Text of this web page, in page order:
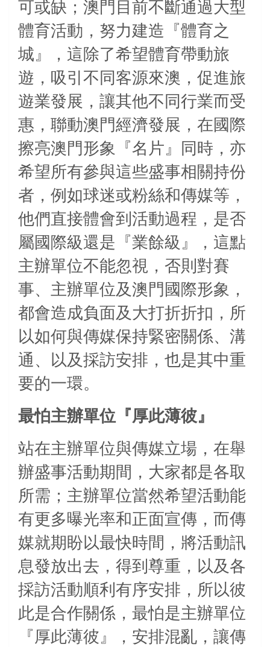
可或缺；澳門目前不斷通過大型
體育活動，努力建造『體育之
城』，這除了希望體育帶動旅
遊，吸引不同客源來澳，促進旅
遊業發展，讓其他不同行業而受
惠，聯動澳門經濟發展，在國際
擦亮澳門形象『名片』同時，亦
希望所有參與這些盛事相關持份
者，例如球迷或粉絲和傳媒等，
他們直接體會到活動過程，是否
屬國際級還是『業餘級』，這點
主辦單位不能忽視，否則對賽
事、主辦單位及澳門國際形象，
都會造成負面及大打折折扣，所
以如何與傳媒保持緊密關係、溝
通、以及採訪安排，也是其中重
要的一環。
最怕主辦單位『厚此薄彼』
站在主辦單位與傳媒立場，在舉
辦盛事活動期間，大家都是各取
所需；主辦單位當然希望活動能
有更多曝光率和正面宣傳，而傳
媒就期盼以最快時間，將活動訊
息發放出去，得到尊重，以及各
採訪活動順利有序安排，所以彼
此是合作關係， 最怕是主辦單位
『厚此薄彼』
，安排混亂，讓傳